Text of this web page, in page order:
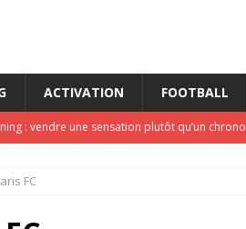
ACTIVATION FOOTBALL
: vendre une sensation plutôt qu’un chrono
: qui gagne vraiment
FC